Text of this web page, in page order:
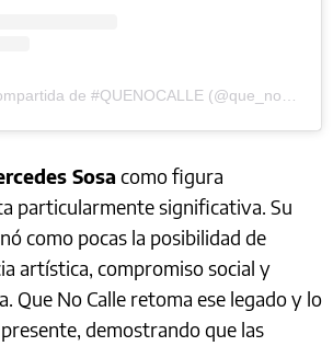
Una publicación compartida de #QUENOCALLE (@que_no_calle)
Sosa como figura
particularmente significativa. Su
como pocas la posibilidad de
artística, compromiso social y
Que No Calle retoma ese legado y lo
demostrando que las